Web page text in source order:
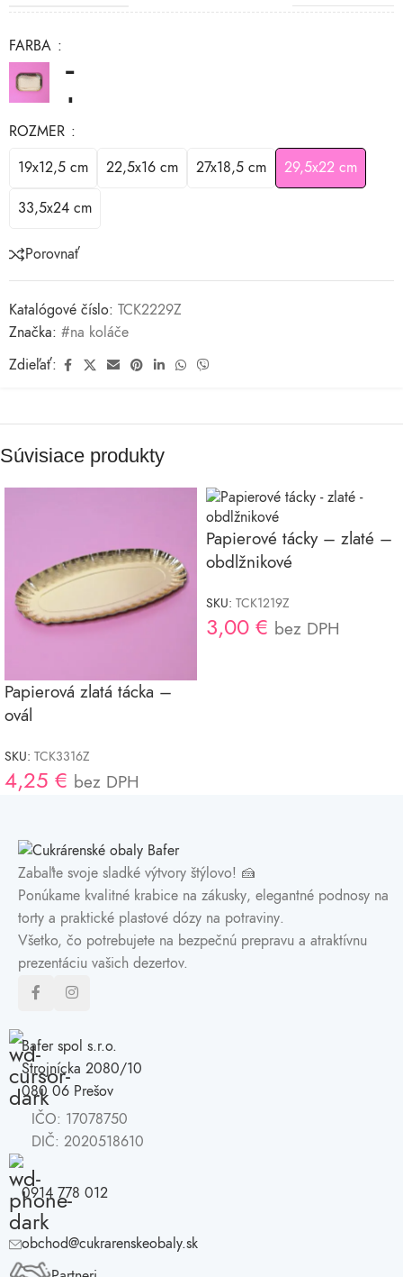
FARBA
ROZMER
19x12,5 cm
22,5x16 cm 27x18,5 cm 29,5x22 cm
33,5x24 cm
Porovnať
Katalógové číslo: TCK2229Z
Značka: #na koláče
Zdieľať:
Súvisiace produkty
Papierová zlatá tácka –
ovál
SKU: TCK3316Z
4,25 € bez DPH
Papierové tácky – zlaté –
obdlžnikové
SKU: TCK1219Z
3,00 € bez DPH
Zabaľte svoje sladké výtvory štýlovo! 🍰
Ponúkame kvalitné krabice na zákusky, elegantné podnosy na
torty a praktické plastové dózy na potraviny.
Všetko, čo potrebujete na bezpečnú prepravu a atraktívnu
prezentáciu vašich dezertov.
Bafer spol s.r.o.
Strojnícka 2080/10
080 06 Prešov
IČO: 17078750
DIČ: 2020518610
0914 778 012
obchod@cukrarenskeobaly.sk